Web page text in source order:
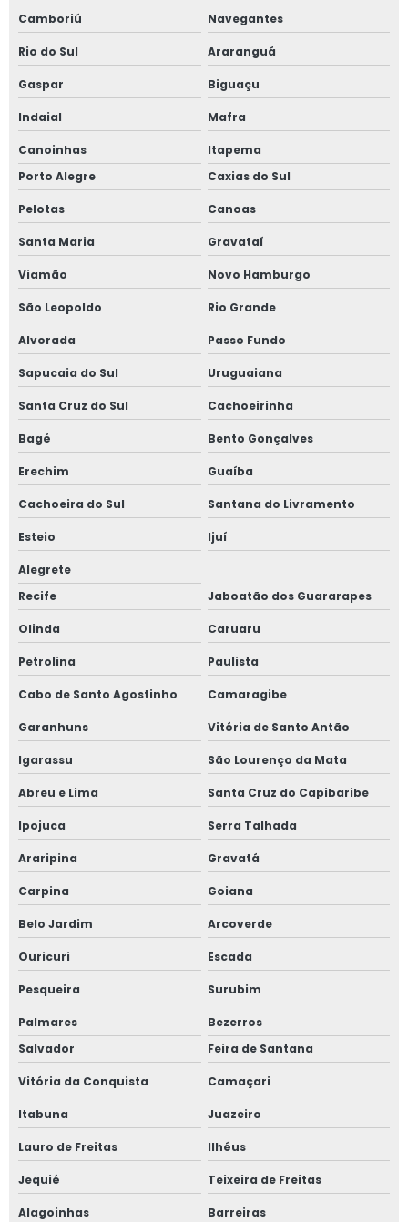
Camboriú Navegantes
Rio do Sul Araranguá
Gaspar Biguaçu
Indaial Mafra
Canoinhas
Itapema
Porto Alegre
Caxias do Sul
Pelotas Canoas
Santa Maria Gravataí
Viamão Novo Hamburgo
São Leopoldo Rio Grande
Alvorada Passo Fundo
Sapucaia do Sul Uruguaiana
Santa Cruz do Sul Cachoeirinha
Bagé Bento Gonçalves
Erechim Guaíba
Cachoeira do Sul Santana do Livramento
Esteio Ijuí
Alegrete
Recife
Jaboatão dos Guararapes
Olinda Caruaru
Petrolina Paulista
Cabo de Santo Agostinho Camaragibe
Garanhuns Vitória de Santo Antão
Igarassu São Lourenço da Mata
Abreu e Lima Santa Cruz do Capibaribe
Ipojuca Serra Talhada
Araripina Gravatá
Carpina Goiana
Belo Jardim Arcoverde
Ouricuri Escada
Pesqueira Surubim
Palmares
Bezerros
Salvador
Feira de Santana
Vitória da Conquista Camaçari
Itabuna Juazeiro
Lauro de Freitas Ilhéus
Jequié Teixeira de Freitas
Alagoinhas Barreiras